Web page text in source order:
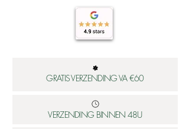
GRATIS VERZENDING VA €60
VERZENDING BINNEN 48U